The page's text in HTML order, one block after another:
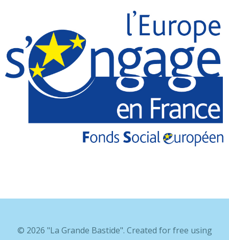
© 2026 "La Grande Bastide". Created for free using